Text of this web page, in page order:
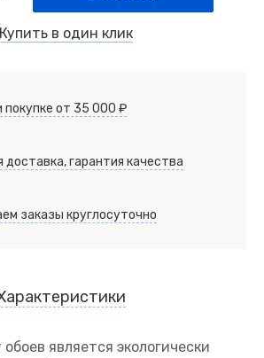
Купить в один клик
покупке от 35 000 ₽
доставка, гарантия качества
заказы круглосуточно
является экологически